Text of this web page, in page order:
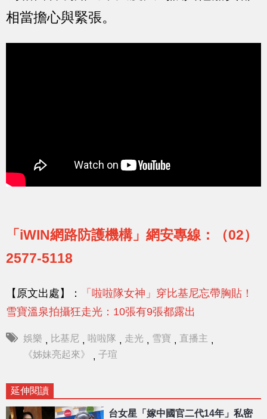
相當擔心與緊張。
「iWIN網路防護機構」網安專線：（02）
2577-5118
【原文出處】：
「啦啦隊女神」穿比基尼忘帶胸貼！
雪寶溫泉拍攝狂走光：10張有9張都露出
娛樂 , 比基尼 , 啦啦隊 , 走光 , 雪寶 , 直播主 ,
《姊妹亮起來》
, 子瑄
延伸閱讀
台女星「嫁中國官二代14年」私密